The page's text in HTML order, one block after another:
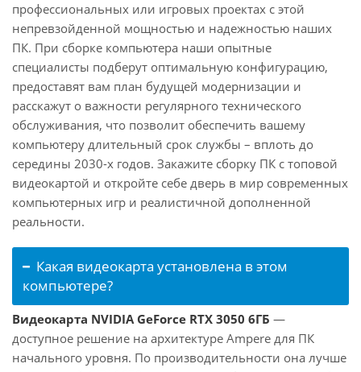
профессиональных или игровых проектах с этой
непревзойденной мощностью и надежностью наших
ПК. При сборке компьютера наши опытные
специалисты подберут оптимальную конфигурацию,
предоставят вам план будущей модернизации и
расскажут о важности регулярного технического
обслуживания, что позволит обеспечить вашему
компьютеру длительный срок службы – вплоть до
середины 2030-х годов. Закажите сборку ПК с топовой
видеокартой и откройте себе дверь в мир современных
компьютерных игр и реалистичной дополненной
реальности.
Какая видеокарта установлена в этом
компьютере?
Видеокарта NVIDIA GeForce RTX 3050 6ГБ —
доступное решение на архитектуре Ampere для ПК
начального уровня. По производительности она лучше